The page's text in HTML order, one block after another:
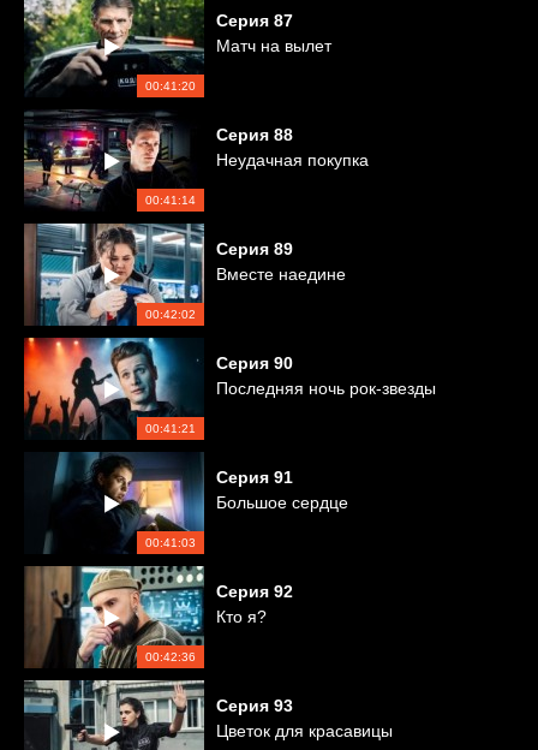
00:41:20
Серия 87
Матч на вылет
00:41:14
Серия 88
Неудачная покупка
00:42:02
Серия 89
Вместе наедине
00:41:21
Серия 90
Последняя ночь рок-звезды
00:41:03
Серия 91
Большое сердце
00:42:36
Серия 92
Кто я?
Серия 93
Цветок для красавицы